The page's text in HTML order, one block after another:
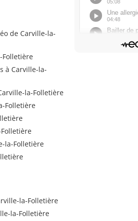
de Carville-la-
Folletière
à Carville-la-
la-Folletière
Folletière
la-Folletière
la-Folletière
la-Folletière